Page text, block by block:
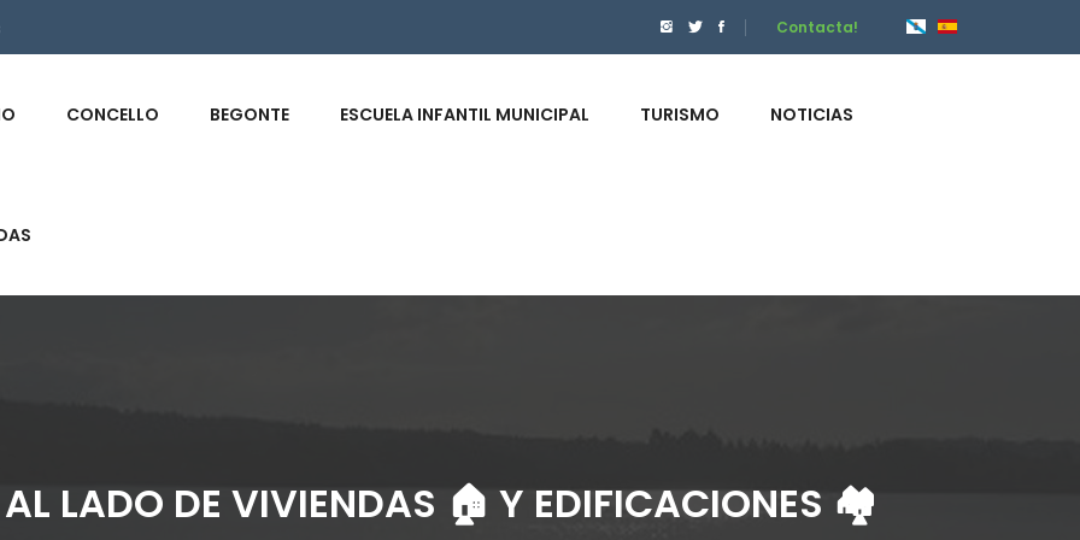
Contacta!
CONCELLO BEGONTE ESCUELA INFANTIL MUNICIPAL TURISMO NOTICIAS
LADO DE VIVIENDAS 🏠 Y EDIFICACIONES 🏘